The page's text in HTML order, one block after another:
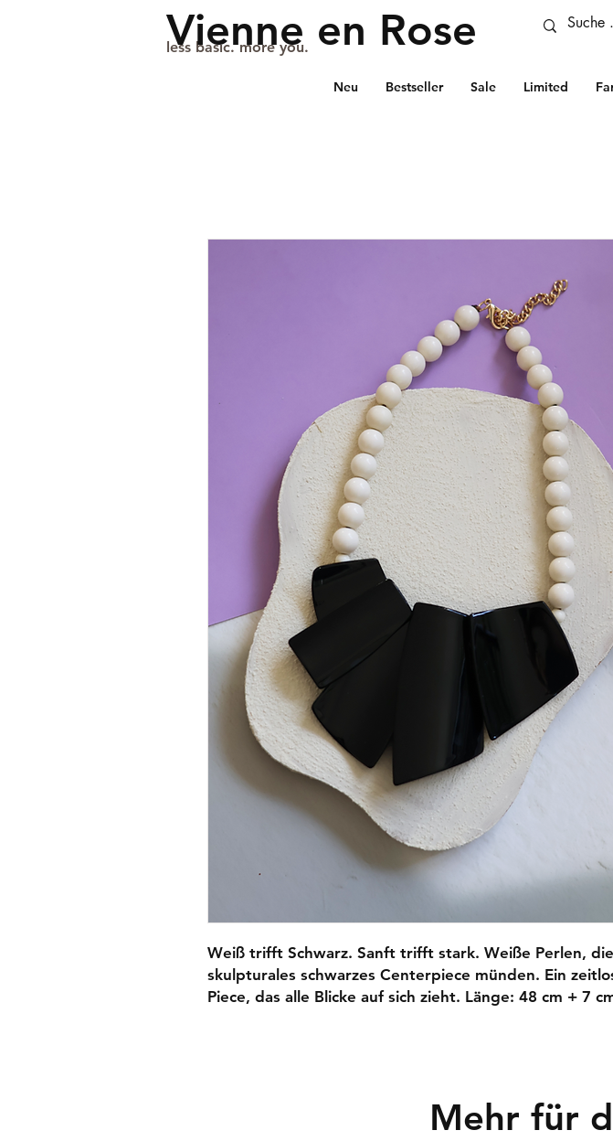
less basic. more you.
Vienne en Rose
Neu Bestseller Sale Limited
Weiß trifft Schwarz. Sanft trifft stark. Weiße Perlen,
skulpturales schwarzes Centerpiece münden. Ein
Piece, das alle Blicke auf sich zieht. Länge: 48 cm + 7
Mehr für